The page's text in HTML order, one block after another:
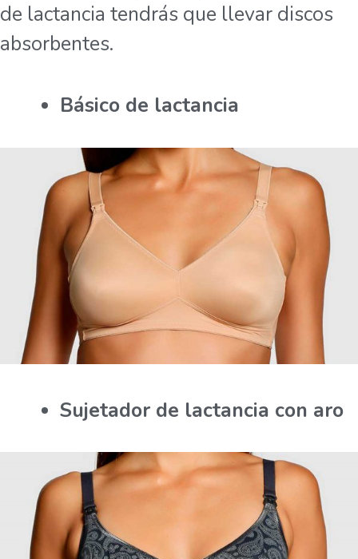
de lactancia tendrás que llevar discos
absorbentes.
Básico de lactancia
Sujetador de lactancia con aro